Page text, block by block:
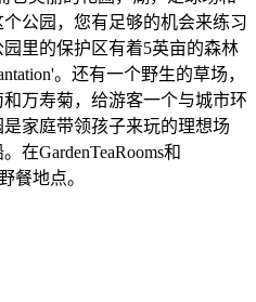
公园，您有足够的机会来练习
里的保护区有着5英亩的森林
。还有一个野生的草场，
万寿菊，给游客一个与城市环
家庭带领孩子来玩的理想场
在GardenTeaRooms和
餐地点。